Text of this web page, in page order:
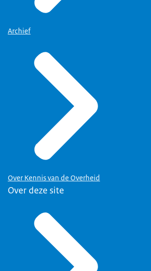
Archief
Over Kennis van de Overheid
Over deze site